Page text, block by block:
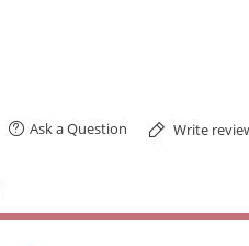
Ask a Question Write